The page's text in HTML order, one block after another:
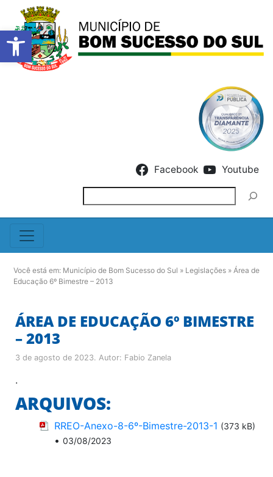
Barra de Ferramentas
Facebook Youtube
Você está em: Município de Bom Sucesso do Sul » Legislações » Área de
Educação 6º Bimestre – 2013
ÁREA DE EDUCAÇÃO 6º BIMESTRE
– 2013
3 de agosto de 2023. Autor: Fabio Zanela
.
ARQUIVOS:
RREO-Anexo-8-6º-Bimestre-2013-1 (373 kB)
• 03/08/2023